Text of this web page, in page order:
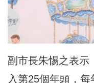
副市長朱惕之表示
入第25個年頭，每